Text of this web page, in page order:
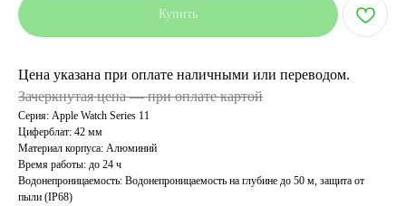
Купить
Цена указана при оплате наличными или переводом.
Зачеркнутая цена — при оплате картой
Серия: Apple Watch Series 11
Циферблат: 42 мм
Материал корпуса: Алюминий
Время работы: до 24 ч
Водонепроницаемость: Водонепроницаемость на глубине до 50 м, защита от
пыли (IP68)